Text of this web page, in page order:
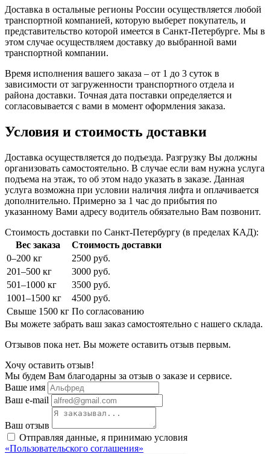
Доставка в остальные регионы России осуществляется любой
транспортной компанией, которую выберет покупатель, и
представительство которой имеется в Санкт-Петербурге. Мы в
этом случае осуществляем доставку до выбранной вами
транспортной компании.
Время исполнения вашего заказа – от 1 до 3 суток в
зависимости от загруженности транспортного отдела и
района доставки. Точная дата поставки определяется и
согласовывается с вами в момент оформления заказа.
Условия и стоимость доставки
Доставка осуществляется до подъезда. Разгрузку Вы должны
организовать самостоятельно. В случае если вам нужна услуга
подъема на этаж, то об этом надо указать в заказе. Данная
услуга возможна при условии наличия лифта и оплачивается
дополнительно. Примерно за 1 час до прибытия по
указанному Вами адресу водитель обязательно Вам позвонит.
Стоимость доставки по Санкт-Петербургу (в пределах КАД):
Вес заказа
Стоимость доставки
0–200 кг
2500 руб.
201–500 кг
3000 руб.
501–1000 кг
3500 руб.
1001–1500 кг
4500 руб.
Свыше 1500 кг По согласованию
Вы можете забрать ваш заказ самостоятельно с нашего склада.
Отзывов пока нет. Вы можете оставить отзыв первым.
Хочу оставить отзыв!
Мы будем Вам благодарны за отзыв о заказе и сервисе.
Ваше имя
Ваш e-mail
Ваш отзыв
Отправляя данные, я принимаю условия
«Пользовательского соглашения»